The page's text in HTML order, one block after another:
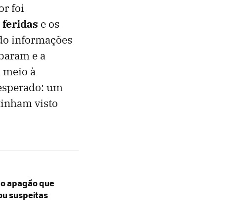
foi
e os
informações
e a
à
um
visto
apagão que
suspeitas